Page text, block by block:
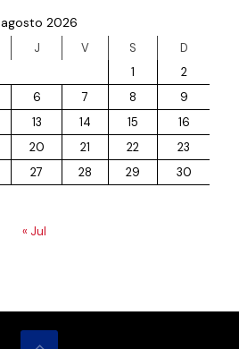
agosto 2026
J V S
D
1
2
6 7 8
9
13 14 15
16
20 21 22
23
27 28 29
30
« Jul